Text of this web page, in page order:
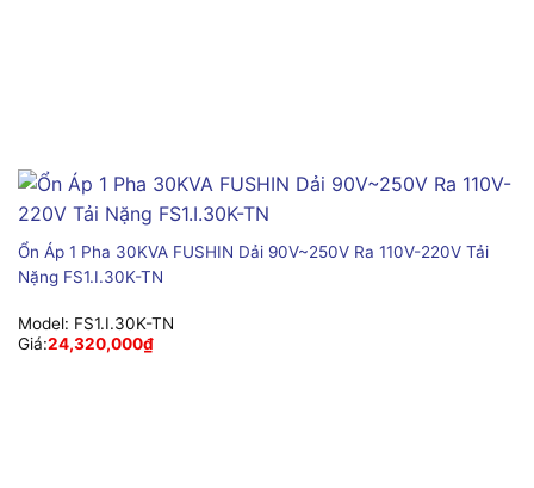
Ổn Áp 1 Pha 30KVA FUSHIN Dải 90V~250V Ra 110V-220V Tải
Nặng FS1.I.30K-TN
Model: FS1.I.30K-TN
Giá:24,320,000₫